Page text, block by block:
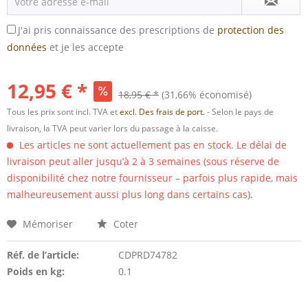
J'ai pris connaissance des prescriptions de protection des
données et je les accepte
12,95 € * 18,95 € * (31,66% économisé)
Tous les prix sont incl. TVA etexcl. Des frais de port.- Selon le pays de
livraison, la TVA peut varier lors du passage à la caisse.
Les articles ne sont actuellement pas en stock. Le délai de
livraison peut aller jusqu’à 2 à 3 semaines (sous réserve de
disponibilité chez notre fournisseur – parfois plus rapide, mais
malheureusement aussi plus long dans certains cas).
Mémoriser Coter
Réf. de l’article:
CDPRD74782
Poids en kg:
0.1